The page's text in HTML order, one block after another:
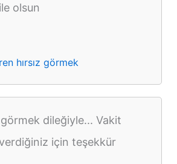
olsun
hırsız görmek
dileğiyle... Vakit
verdiğiniz için teşekkür